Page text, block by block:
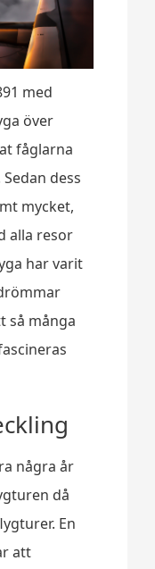
med
över
fåglarna
dess
mycket,
alla resor
har varit
så många
några år
då
En
att